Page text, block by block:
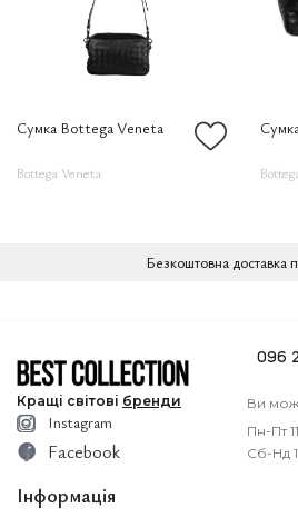
Сумка Bottega Veneta
Bottega Veneta
Безкоштовна доставка
Кращі світові бренди
096
Ви
Пн-Пт
Сб-Нд
Інформація
Instagram
Facebook